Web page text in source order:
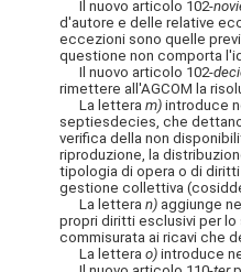
Il nuovo articolo 102-
d'autore e delle relative
eccezioni sono quelle
questione non comporta
Il nuovo articolo 102-
rimettere all'AGCOM la
La lettera m)introduce
septiesdecies, che
verifica della non
riproduzione, la
tipologia di opera o di
gestione collettiva
La lettera n)aggiunge
propri diritti esclusivi per
commisurata ai ricavi che
La lettera o)introduce